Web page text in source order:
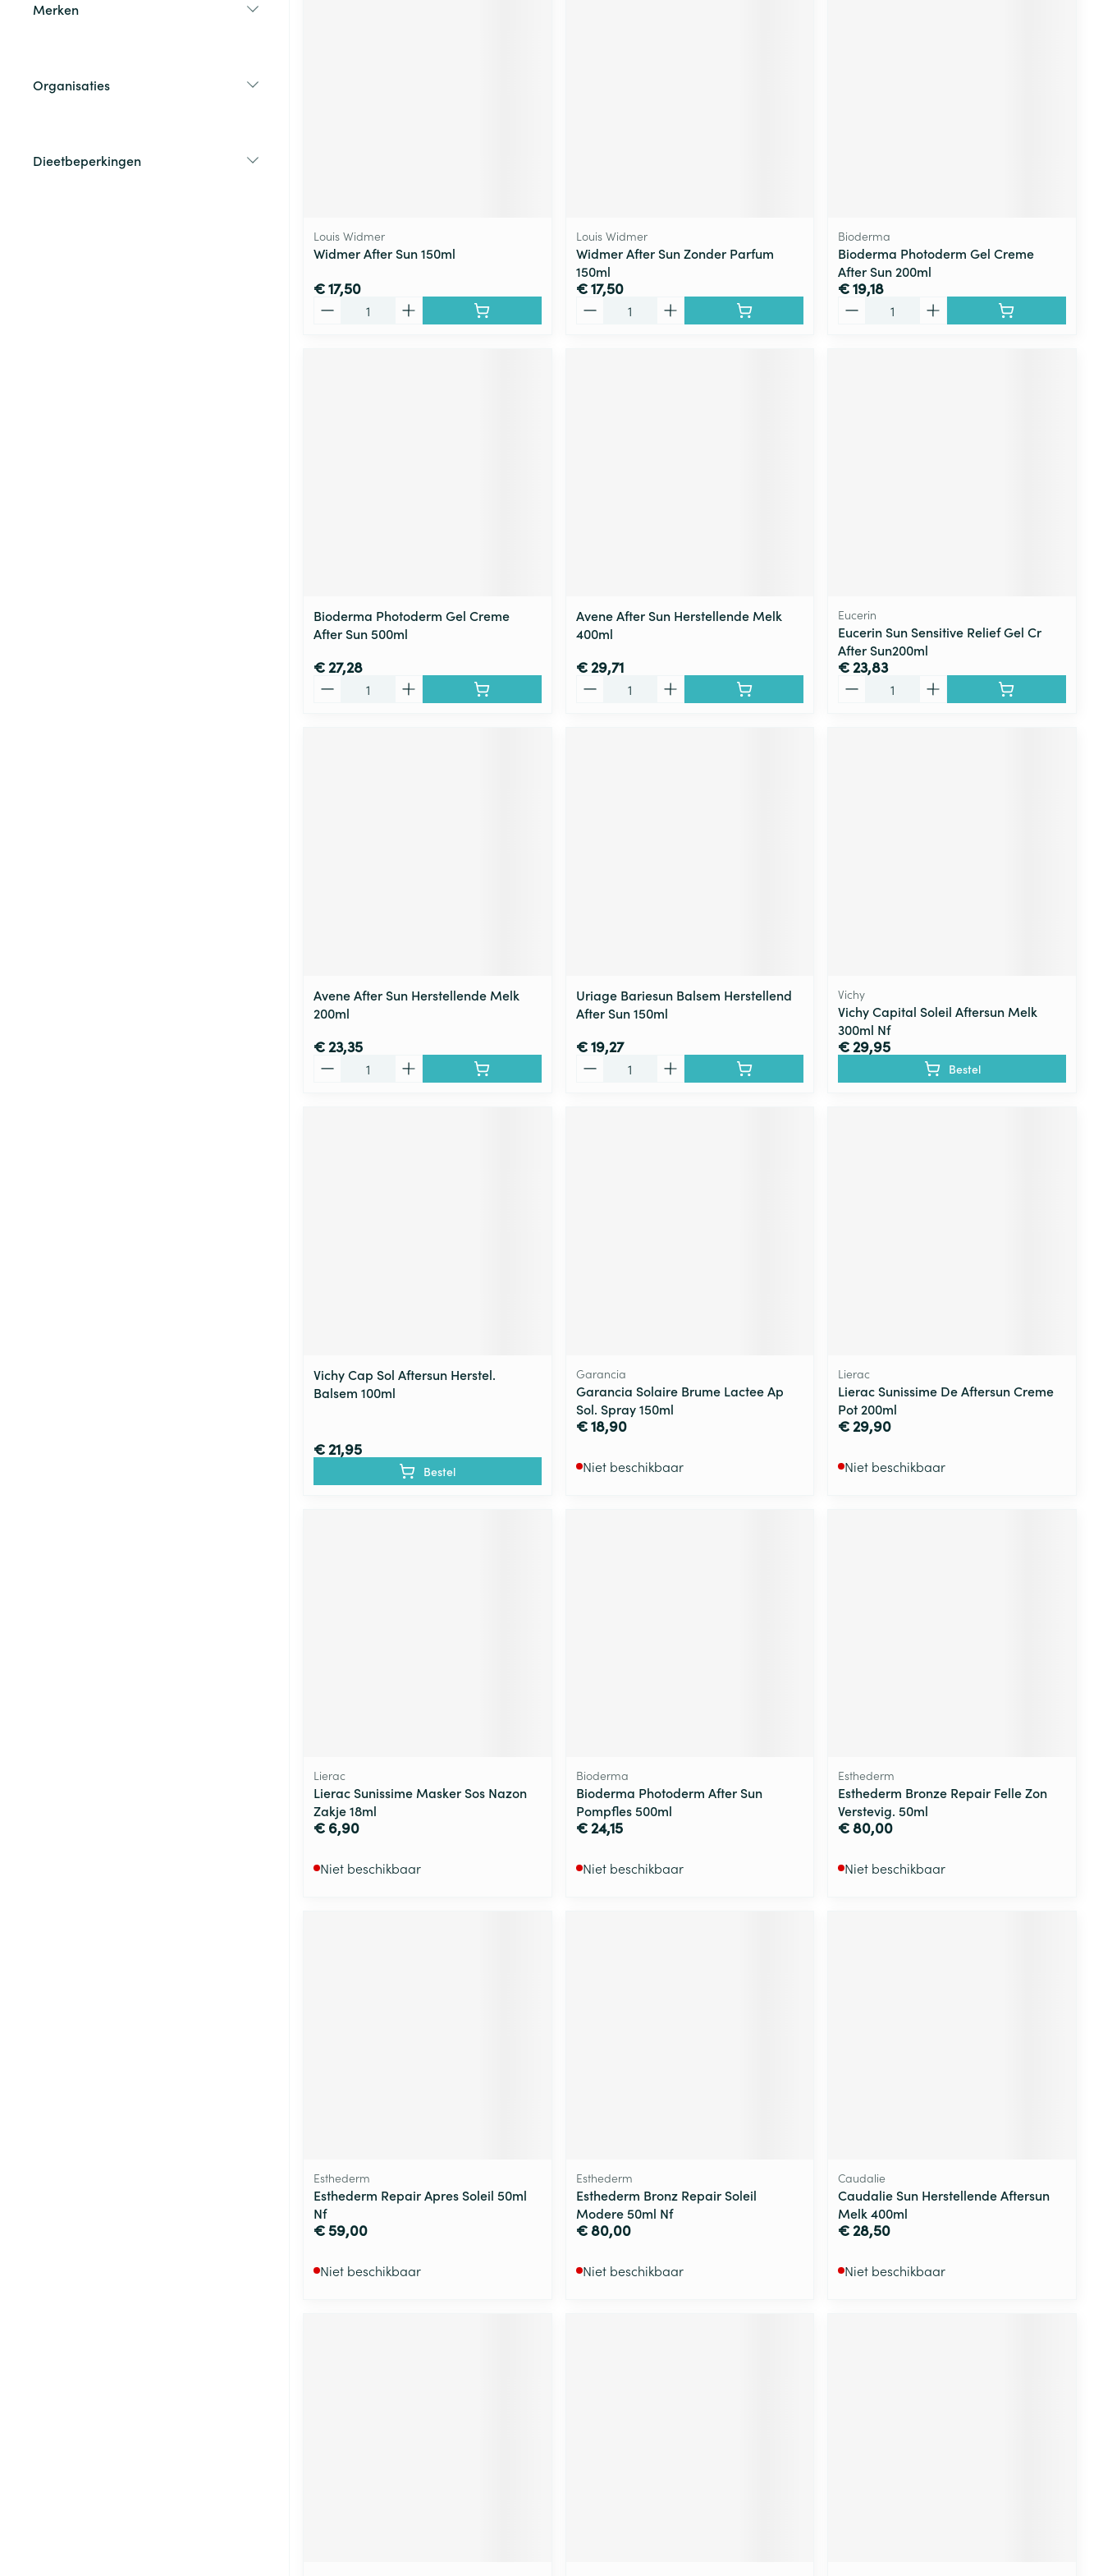
Merken
Organisaties
Dieetbeperkingen
Louis Widmer
Widmer After Sun 150ml
€ 17,50
Louis Widmer
Widmer After Sun Zonder Parfum
150ml
€ 17,50
Bioderma
Bioderma Photoderm Gel Creme
After Sun 200ml
€ 19,18
Bioderma Photoderm Gel Creme
After Sun 500ml
€ 27,28
Avene After Sun Herstellende Melk
400ml
€ 29,71
Eucerin
Eucerin Sun Sensitive Relief Gel Cr
After Sun200ml
€ 23,83
Avene After Sun Herstellende Melk
200ml
€ 23,35
Uriage Bariesun Balsem Herstellend
After Sun 150ml
€ 19,27
Vichy
Vichy Capital Soleil Aftersun Melk
300ml Nf
€ 29,95
Bestel
Vichy Cap Sol Aftersun Herstel.
Balsem 100ml
€ 21,95
Bestel
Garancia
Garancia Solaire Brume Lactee Ap
Sol. Spray 150ml
€ 18,90
Niet beschikbaar
Lierac
Lierac Sunissime De Aftersun Creme
Pot 200ml
€ 29,90
Niet beschikbaar
Lierac
Lierac Sunissime Masker Sos Nazon
Zakje 18ml
€ 6,90
Niet beschikbaar
Bioderma
Bioderma Photoderm After Sun
Pompfles 500ml
€ 24,15
Niet beschikbaar
Esthederm
Esthederm Bronze Repair Felle Zon
Verstevig. 50ml
€ 80,00
Niet beschikbaar
Esthederm
Esthederm Repair Apres Soleil 50ml
Nf
€ 59,00
Niet beschikbaar
Esthederm
Esthederm Bronz Repair Soleil
Modere 50ml Nf
€ 80,00
Niet beschikbaar
Caudalie
Caudalie Sun Herstellende Aftersun
Melk 400ml
€ 28,50
Niet beschikbaar